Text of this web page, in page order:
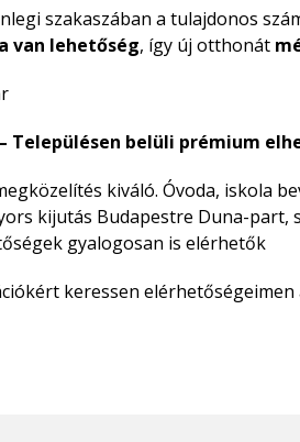
szakaszában a tulajdonos
van lehetőség, így új otthonát
Településen belüli prémium
kiváló. Óvoda, iskola
kijutás Budapestre Duna-
gyalogosan is elérhetők
keressen elérhetőségeimen